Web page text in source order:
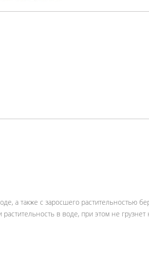
а также с заросшего растительностью
в воде, при этом не